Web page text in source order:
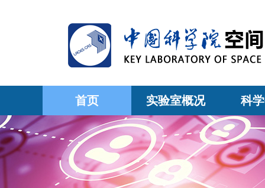
首页 实验室概况 科